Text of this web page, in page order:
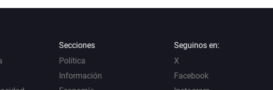
Secciones
Política
Información
Seguinos en:
X
Facebook